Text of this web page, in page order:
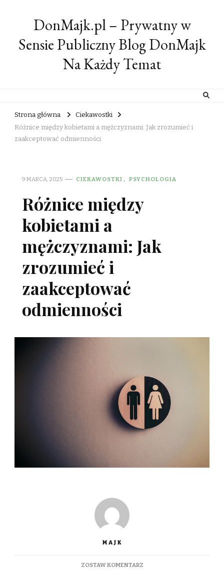
DonMajk.pl – Prywatny w
Sensie Publiczny Blog DonMajk
Na Każdy Temat
Strona główna
Ciekawostki
Różnice między kobietami a mężczyznami: Jak zrozumieć i
zaakceptować odmienności
9 MARCA, 2025 CIEKAWOSTKI PSYCHOLOGIA
Różnice między
kobietami a
mężczyznami: Jak
zrozumieć i
zaakceptować
odmienności
MAJK
ZOSTAW KOMENTARZDO